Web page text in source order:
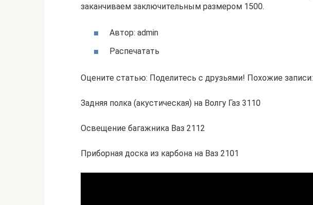
заканчиваем заключительным размером 1500.
Автор: admin
Распечатать
Оцените статью: Поделитесь с друзьями! Похожие записи:
Задняя полка (акустическая) на Волгу Газ 3110
Освещение багажника Ваз 2112
Приборная доска из карбона на Ваз 2101